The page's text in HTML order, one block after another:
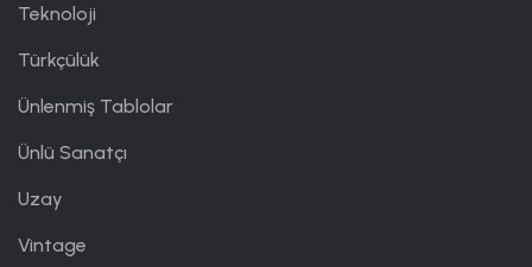
Teknoloji
Türkçülük
Ünlenmiş Tablolar
Ünlü Sanatçı
Uzay
Vintage